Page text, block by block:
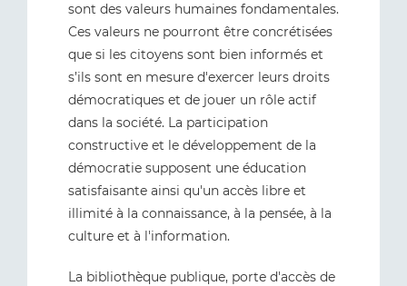
sont des valeurs humaines fondamentales.
Ces valeurs ne pourront être concrétisées
que si les citoyens sont bien informés et
s’ils sont en mesure d'exercer leurs droits
démocratiques et de jouer un rôle actif
dans la société. La participation
constructive et le développement de la
démocratie supposent une éducation
satisfaisante ainsi qu'un accès libre et
illimité à la connaissance, à la pensée, à la
culture et à l'information.
La bibliothèque publique, porte d'accès de